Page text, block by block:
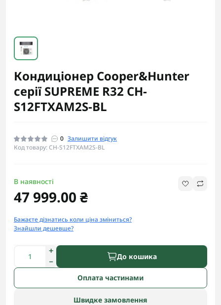
Кондиціонер Cooper&Hunter
серії SUPREME R32 CH-
S12FTXAM2S-BL
0 Залишити відгук
Код товару: CH-S12FTXAM2S-BL
В наявності
47 999.00 ₴
Бажаєте дізнатись коли ціна зміниться?
Знайшли дешевше?
До кошика
Оплата частинами
Швидке замовлення